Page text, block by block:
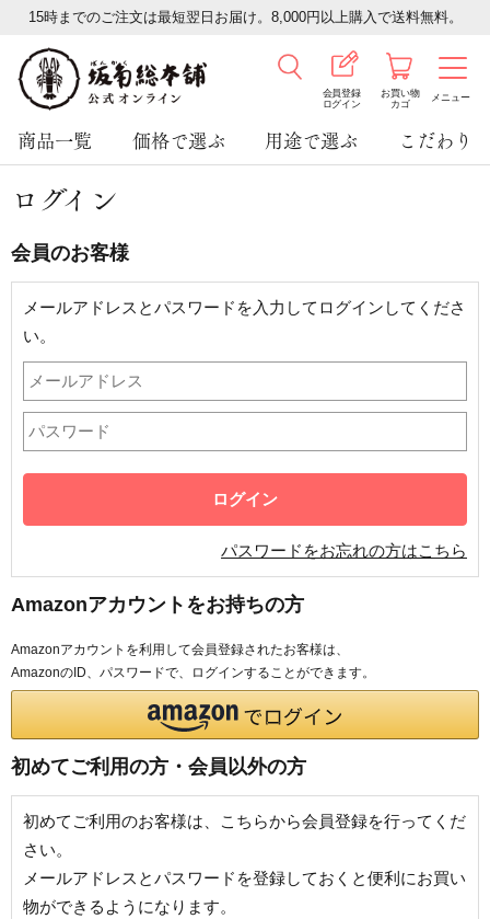
15時までのご注文は最短翌日お届け。8,000円以上購入で送料無料。
会員登録
ログイン
お買い物
カゴ
メニュー
商品一覧 価格で選ぶ 用途で選ぶ こだわり
ログイン
会員のお客様
メールアドレスとパスワードを入力してログインしてくださ
い。
パスワードをお忘れの方はこちら
Amazonアカウントをお持ちの方
Amazonアカウントを利用して会員登録されたお客様は、
AmazonのID、パスワードで、ログインすることができます。
初めてご利用の方・会員以外の方
初めてご利用のお客様は、こちらから会員登録を行ってくだ
さい。
メールアドレスとパスワードを登録しておくと便利にお買い
物ができるようになります。